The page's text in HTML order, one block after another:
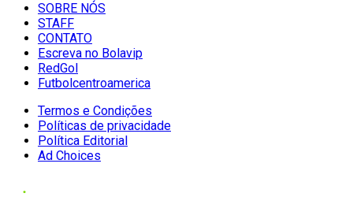
SOBRE NÓS
STAFF
CONTATO
Escreva no Bolavip
RedGol
Futbolcentroamerica
Termos e Condições
Políticas de privacidade
Política Editorial
Ad Choices